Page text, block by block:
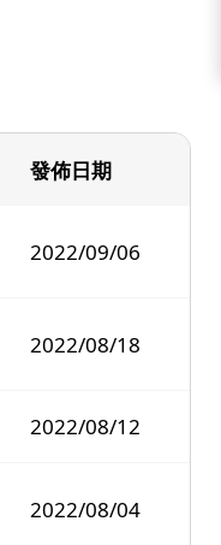
發佈日期
2022/09/06
2022/08/18
2022/08/12
2022/08/04